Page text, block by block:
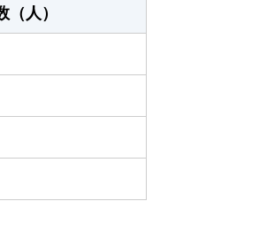
人）